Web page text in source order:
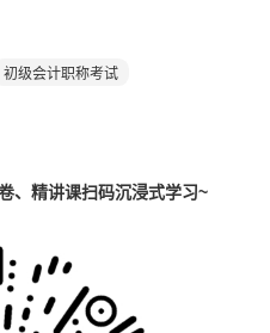
初级会计职称考试
、精讲课扫码沉浸式学习~